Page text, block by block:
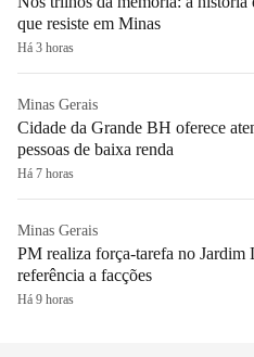
que resiste em Minas
Há 3 horas
Minas Gerais
Cidade da Grande BH oferece
pessoas de baixa renda
Há 7 horas
Minas Gerais
PM realiza força-tarefa no Jardim
referência a facções
Há 9 horas